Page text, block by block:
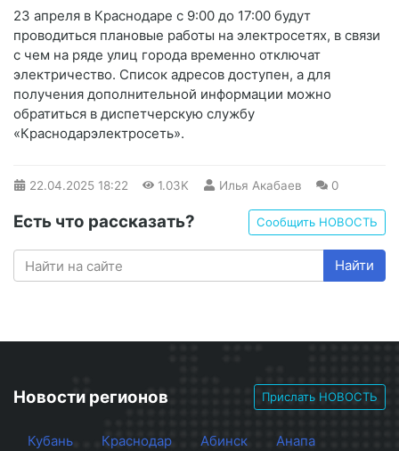
23 апреля в Краснодаре с 9:00 до 17:00 будут
проводиться плановые работы на электросетях, в связи
с чем на ряде улиц города временно отключат
электричество. Список адресов доступен, а для
получения дополнительной информации можно
обратиться в диспетчерскую службу
«Краснодарэлектросеть».
22.04.2025 18:22 1.03K Илья Акабаев 0
Есть что рассказать? Сообщить НОВОСТЬ
Найти
Новости регионов Прислать НОВОСТЬ
Кубань Краснодар Абинск
Анапа